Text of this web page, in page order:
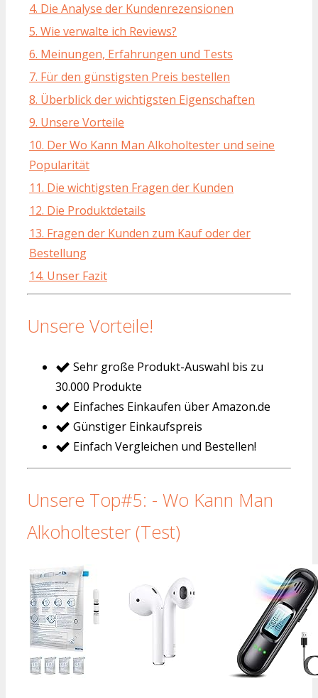
4. Die Analyse der Kundenrezensionen
5. Wie verwalte ich Reviews?
6. Meinungen, Erfahrungen und Tests
7. Für den günstigsten Preis bestellen
8. Überblick der wichtigsten Eigenschaften
9. Unsere Vorteile
10. Der Wo Kann Man Alkoholtester und seine
Popularität
11. Die wichtigsten Fragen der Kunden
12. Die Produktdetails
13. Fragen der Kunden zum Kauf oder der
Bestellung
14. Unser Fazit
Unsere Vorteile!
Sehr große Produkt-Auswahl bis zu
30.000 Produkte
Einfaches Einkaufen über Amazon.de
Günstiger Einkaufspreis
Einfach Vergleichen und Bestellen!
Unsere Top#5: - Wo Kann Man
Alkoholtester (Test)